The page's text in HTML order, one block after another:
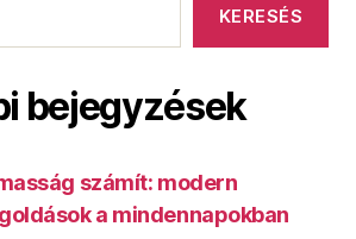
KERESÉS
bejegyzések
számít: modern
a mindennapokban